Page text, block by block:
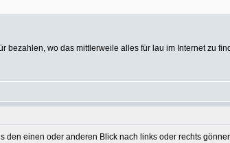
bezahlen, wo das mittlerweile alles für lau im Internet zu
den einen oder anderen Blick nach links oder rechts